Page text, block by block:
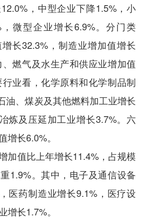
，中型企业下降1.5%，小
微型企业增长6.9%。分门类
长32.3%，制造业增加值增长
燃气及水生产和供应业增加值
业看，化学原料和化学制品制
油、煤炭及其他燃料加工业增长
炼及压延加工业增长3.7%。六
增长6.0%。
值比上年增长11.4%，占规模
1.9%。其中，电子及通信设备
医药制造业增长9.1%，医疗设
增长1.7%。